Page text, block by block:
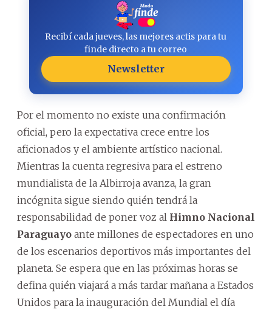
Recibí cada jueves, las mejores actis para tu
finde directo a tu correo
Newsletter
Por el momento no existe una confirmación
oficial, pero la expectativa crece entre los
aficionados y el ambiente artístico nacional.
Mientras la cuenta regresiva para el estreno
mundialista de la Albirroja avanza, la gran
incógnita sigue siendo quién tendrá la
responsabilidad de poner voz al Himno Nacional
Paraguayo ante millones de espectadores en uno
de los escenarios deportivos más importantes del
planeta. Se espera que en las próximas horas se
defina quién viajará a más tardar mañana a Estados
Unidos para la inauguración del Mundial el día